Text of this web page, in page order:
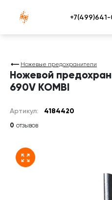
Атлантснаб
Ножевые предохранители
Ножевой
690V KOMBI
Артикул: 4184420